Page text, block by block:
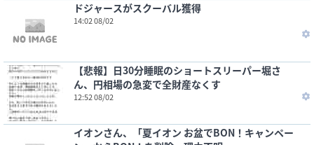
ドジャースがスクーバル獲得
14:02 08/02
【悲報】日30分睡眠のショートスリーパー堀さ
ん、円相場の急変で全財産なくす
12:52 08/02
イオンさん、「夏イオン お盆でBON！キャンペー